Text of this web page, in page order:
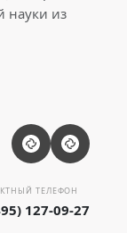
науки из
ТЕЛЕФОН
127-09-27